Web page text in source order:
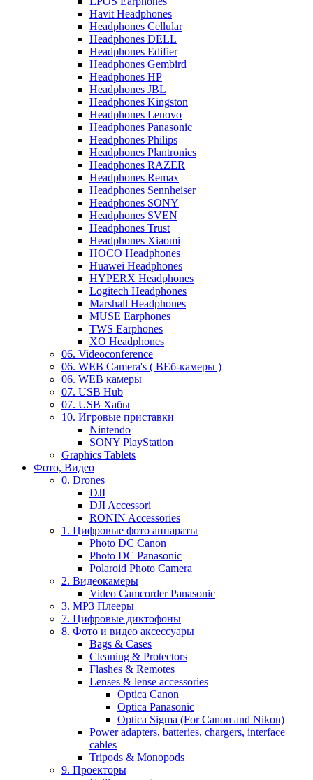
Havit Headphones
Headphones Cellular
Headphones DELL
Headphones Edifier
Headphones Gembird
Headphones HP
Headphones JBL
Headphones Kingston
Headphones Lenovo
Headphones Panasonic
Headphones Philips
Headphones Plantronics
Headphones RAZER
Headphones Remax
Headphones Sennheiser
Headphones SONY
Headphones SVEN
Headphones Trust
Headphones Xiaomi
HOCO Headphones
Huawei Headphones
HYPERX Headphones
Logitech Headphones
Marshall Headphones
MUSE Earphones
TWS Earphones
XO Headphones
06. Videoconference
06. WEB Camera's ( ВЕб-камеры )
06. WEB камеры
07. USB Hub
07. USB Хабы
10. Игровые приставки
Nintendo
SONY PlayStation
Graphics Tablets
Фото, Видео
0. Drones
DJI
DJI Accessori
RONIN Accessories
1. Цифровые фото аппараты
Photo DC Canon
Photo DC Panasonic
Polaroid Photo Camera
2. Видеокамеры
Video Camcorder Panasonic
3. MP3 Плееры
7. Цифровые диктофоны
8. Фото и видео аксессуары
Bags & Cases
Cleaning & Protectors
Flashes & Remotes
Lenses & lense accessories
Optica Canon
Optica Panasonic
Optica Sigma (For Canon and Nikon)
Power adapters, batteries, chargers, interface
cables
Tripods & Monopods
9. Проекторы